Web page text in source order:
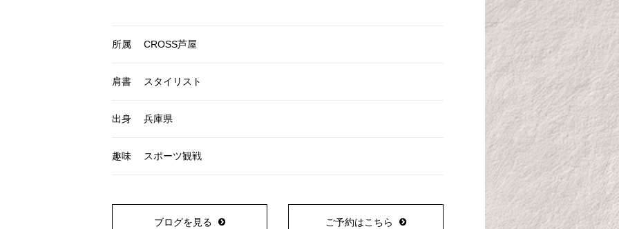
所属 CROSS芦屋
肩書 スタイリスト
出身 兵庫県
趣味 スポーツ観戦
ブログを見る ご予約はこちら